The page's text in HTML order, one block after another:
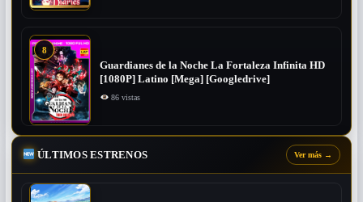
8
Guardianes de la Noche La Fortaleza Infinita HD
[1080P] Latino [Mega] [Googledrive]
86 vistas
ÚLTIMOS ESTRENOS Ver más →